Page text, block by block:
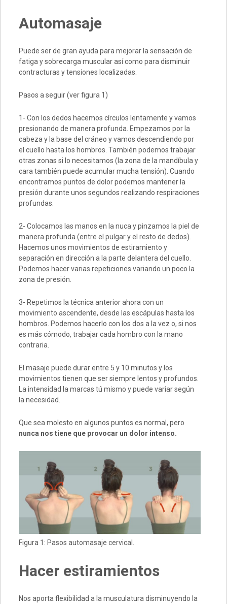
Automasaje
Puede ser de gran ayuda para mejorar la sensación de
fatiga y sobrecarga muscular así como para disminuir
contracturas y tensiones localizadas.
Pasos a seguir (ver figura 1)
1- Con los dedos hacemos círculos lentamente y vamos
presionando de manera profunda. Empezamos por la
cabeza y la base del cráneo y vamos descendiendo por
el cuello hasta los hombros. También podemos trabajar
otras zonas si lo necesitamos (la zona de la mandíbula y
cara también puede acumular mucha tensión). Cuando
encontramos puntos de dolor podemos mantener la
presión durante unos segundos realizando respiraciones
profundas.
2- Colocamos las manos en la nuca y pinzamos la piel de
manera profunda (entre el pulgar y el resto de dedos).
Hacemos unos movimientos de estiramiento y
separación en dirección a la parte delantera del cuello.
Podemos hacer varias repeticiones variando un poco la
zona de presión.
3- Repetimos la técnica anterior ahora con un
movimiento ascendente, desde las escápulas hasta los
hombros. Podemos hacerlo con los dos a la vez o, si nos
es más cómodo, trabajar cada hombro con la mano
contraria.
El masaje puede durar entre 5 y 10 minutos y los
movimientos tienen que ser siempre lentos y profundos.
La intensidad la marcas tú mismo y puede variar según
la necesidad.
Que sea molesto en algunos puntos es normal, pero
nunca nos tiene que provocar un dolor intenso.
Figura 1: Pasos automasaje cervical.
Hacer estiramientos
Nos aporta flexibilidad a la musculatura disminuyendo la